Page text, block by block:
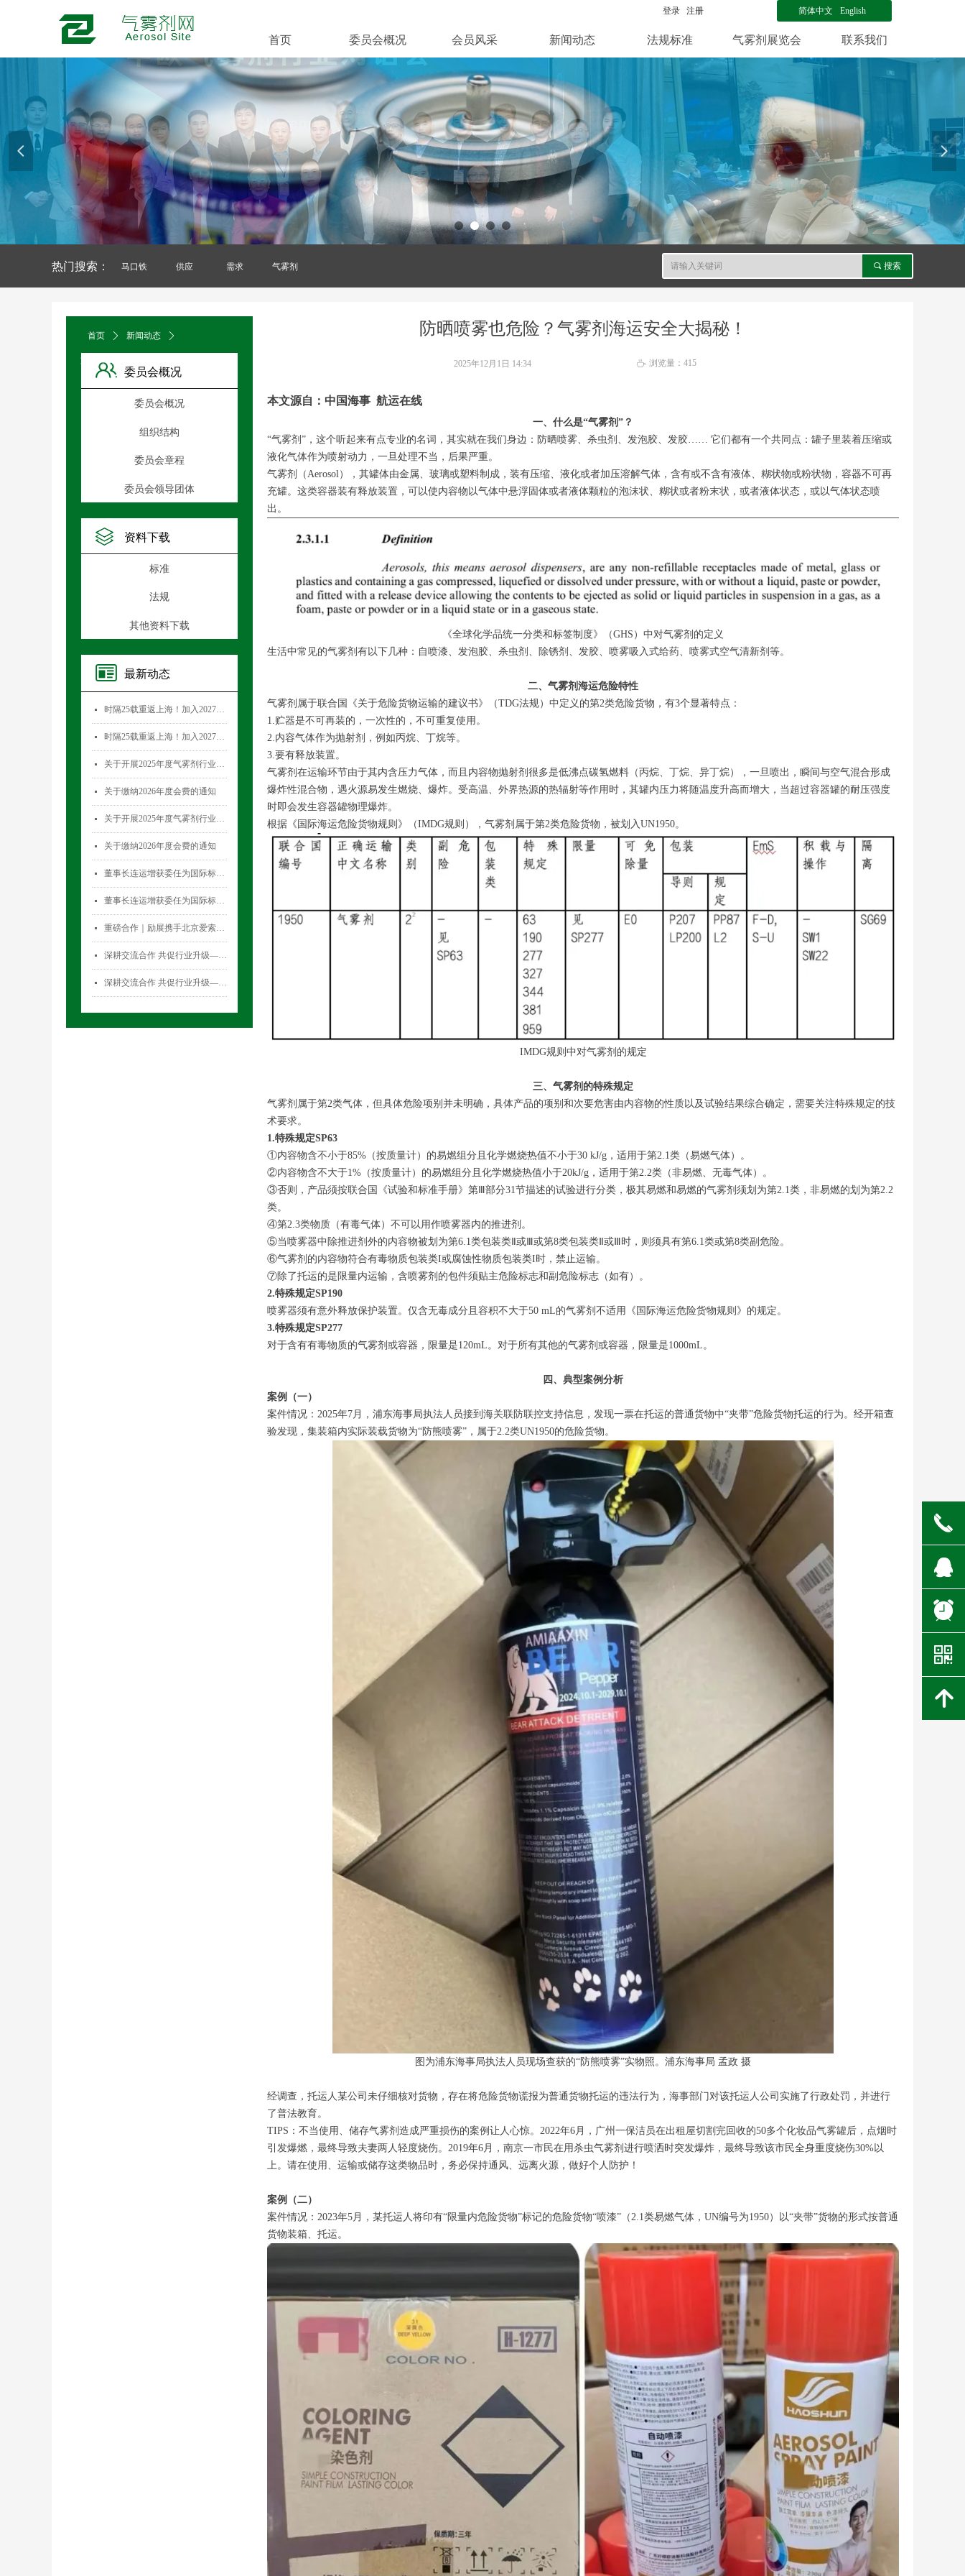
넳 넲
首页 委员会概况 会员风采 新闻动态 法规标准 气雾剂展览会 联系我们
简体中文 English
登录 注册
热门搜索： 끠 搜索
马口铁 供应 需求 气雾剂
防晒喷雾也危险？气雾剂海运安全大揭秘！
本文源自：中国海事 航运在线
一、什么是“气雾剂”？
“气雾剂”，这个听起来有点专业的名词，其实就在我们身边：防晒喷雾、杀虫剂、发泡胶、发胶…… 它们都有一个共同点：罐子里装着压缩或
液化气体作为喷射动力，一旦处理不当，后果严重。
气雾剂（Aerosol），其罐体由金属、玻璃或塑料制成，装有压缩、液化或者加压溶解气体，含有或不含有液体、糊状物或粉状物，容器不可再
充罐。这类容器装有释放装置，可以使内容物以气体中悬浮固体或者液体颗粒的泡沫状、糊状或者粉末状，或者液体状态，或以气体状态喷
出。
《全球化学品统一分类和标签制度》（GHS）中对气雾剂的定义
生活中常见的气雾剂有以下几种：自喷漆、发泡胶、杀虫剂、除锈剂、发胶、喷雾吸入式给药、喷雾式空气清新剂等。
二、气雾剂海运危险特性
气雾剂属于联合国《关于危险货物运输的建议书》（TDG法规）中定义的第2类危险货物，有3个显著特点：
1.贮器是不可再装的，一次性的，不可重复使用。
2.内容气体作为抛射剂，例如丙烷、丁烷等。
3.要有释放装置。
气雾剂在运输环节由于其内含压力气体，而且内容物抛射剂很多是低沸点碳氢燃料（丙烷、丁烷、异丁烷），一旦喷出，瞬间与空气混合形成
爆炸性混合物，遇火源易发生燃烧、爆炸。受高温、外界热源的热辐射等作用时，其罐内压力将随温度升高而增大，当超过容器罐的耐压强度
时即会发生容器罐物理爆炸。
根据《国际海运危险货物规则》（IMDG规则），气雾剂属于第2类危险货物，被划入UN1950。
IMDG规则中对气雾剂的规定
三、气雾剂的特殊规定
气雾剂属于第2类气体，但具体危险项别并未明确，具体产品的项别和次要危害由内容物的性质以及试验结果综合确定，需要关注特殊规定的技
术要求。
1.特殊规定SP63
①内容物含不小于85%（按质量计）的易燃组分且化学燃烧热值不小于30 kJ/g，适用于第2.1类（易燃气体）。
②内容物含不大于1%（按质量计）的易燃组分且化学燃烧热值小于20kJ/g，适用于第2.2类（非易燃、无毒气体）。
③否则，产品须按联合国《试验和标准手册》第Ⅲ部分31节描述的试验进行分类，极其易燃和易燃的气雾剂须划为第2.1类，非易燃的划为第2.2
类。
④第2.3类物质（有毒气体）不可以用作喷雾器内的推进剂。
⑤当喷雾器中除推进剂外的内容物被划为第6.1类包装类Ⅱ或Ⅲ或第8类包装类Ⅱ或Ⅲ时，则须具有第6.1类或第8类副危险。
⑥气雾剂的内容物符合有毒物质包装类I或腐蚀性物质包装类I时，禁止运输。
⑦除了托运的是限量内运输，含喷雾剂的包件须贴主危险标志和副危险标志（如有）。
2.特殊规定SP190
喷雾器须有意外释放保护装置。仅含无毒成分且容积不大于50 mL的气雾剂不适用《国际海运危险货物规则》的规定。
3.特殊规定SP277
对于含有有毒物质的气雾剂或容器，限量是120mL。对于所有其他的气雾剂或容器，限量是1000mL。
四、典型案例分析
案例（一）
案件情况：2025年7月，浦东海事局执法人员接到海关联防联控支持信息，发现一票在托运的普通货物中“夹带”危险货物托运的行为。经开箱查
验发现，集装箱内实际装载货物为“防熊喷雾”，属于2.2类UN1950的危险货物。
图为浦东海事局执法人员现场查获的“防熊喷雾”实物照。浦东海事局 孟政 摄
经调查，托运人某公司未仔细核对货物，存在将危险货物谎报为普通货物托运的违法行为，海事部门对该托运人公司实施了行政处罚，并进行
了普法教育。
TIPS：不当使用、储存气雾剂造成严重损伤的案例让人心惊。2022年6月，广州一保洁员在出租屋切割完回收的50多个化妆品气雾罐后，点烟时
引发爆燃，最终导致夫妻两人轻度烧伤。2019年6月，南京一市民在用杀虫气雾剂进行喷洒时突发爆炸，最终导致该市民全身重度烧伤30%以
上。请在使用、运输或储存这类物品时，务必保持通风、远离火源，做好个人防护！
案例（二）
案件情况：2023年5月，某托运人将印有“限量内危险货物”标记的危险货物“喷漆”（2.1类易燃气体，UN编号为1950）以“夹带”货物的形式按普通
货物装箱、托运。
2025年12月1日 14:34 ꄘ 浏览量： 415
首页 ꄲ 新闻动态 ꄲ
文章详情页
委员会概况
委员会概况
组织结构
委员会章程
委员会领导团体
资料下载
标准
法规
其他资料下载
最新动态
넷 时隔25载重返上海！加入2027国际气雾剂与金属容器展览会，直面30,000+全球买家！
넷 时隔25载重返上海！加入2027国际气雾剂与金属容器展览会，直面30,000+全球买家！
넷 关于开展2025年度气雾剂行业数据统计工作的通知
넷 关于缴纳2026年度会费的通知
넷 关于开展2025年度气雾剂行业数据统计工作的通知
넷 关于缴纳2026年度会费的通知
넷 董事长连运增获委任为国际标准化组织薄壁金属容器技术委员会(ISO/TC52)主席
넷 董事长连运增获委任为国际标准化组织薄壁金属容器技术委员会(ISO/TC52)主席
넷 重磅合作｜励展携手北京爱索塞瑞斯展览有限公司 全新升级国际气雾剂与金属容器展览会！
넷 深耕交流合作 共促行业升级——气雾剂委员会开展专项访问活动
넷 深耕交流合作 共促行业升级——气雾剂委员会开展专项访问活动
끅
뀩
뀥
낃
녕